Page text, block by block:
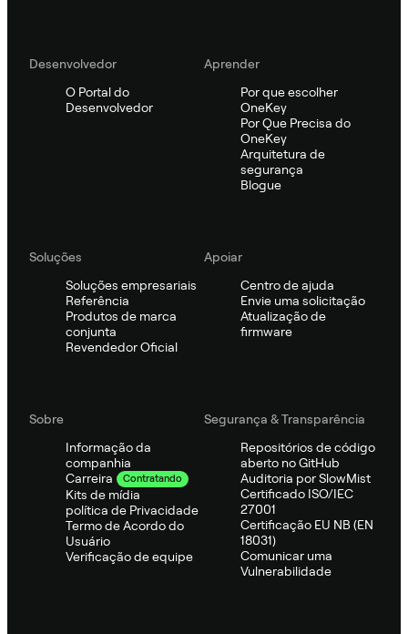
Desenvolvedor
O Portal do
Desenvolvedor
Aprender
Por que escolher
OneKey
Por Que Precisa do
OneKey
Arquitetura de
segurança
Blogue
Soluções
Soluções empresariais
Referência
Produtos de marca
conjunta
Revendedor Oficial
Apoiar
Centro de ajuda
Envie uma solicitação
Atualização de
firmware
Sobre
Informação da
companhia
Carreira
Contratando
Kits de mídia
política de Privacidade
Termo de Acordo do
Usuário
Verificação de equipe
Segurança & Transparência
Repositórios de código
aberto no GitHub
Auditoria por SlowMist
Certificado ISO/IEC
27001
Certificação EU NB (EN
18031)
Comunicar uma
Vulnerabilidade